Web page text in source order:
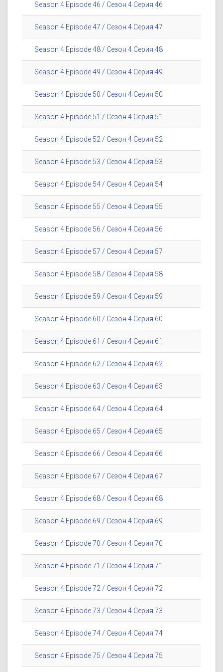
Season 4 Episode 46 / Сезон 4 Серия 46
Season 4 Episode 47 / Сезон 4 Серия 47
Season 4 Episode 48 / Сезон 4 Серия 48
Season 4 Episode 49 / Сезон 4 Серия 49
Season 4 Episode 50 / Сезон 4 Серия 50
Season 4 Episode 51 / Сезон 4 Серия 51
Season 4 Episode 52 / Сезон 4 Серия 52
Season 4 Episode 53 / Сезон 4 Серия 53
Season 4 Episode 54 / Сезон 4 Серия 54
Season 4 Episode 55 / Сезон 4 Серия 55
Season 4 Episode 56 / Сезон 4 Серия 56
Season 4 Episode 57 / Сезон 4 Серия 57
Season 4 Episode 58 / Сезон 4 Серия 58
Season 4 Episode 59 / Сезон 4 Серия 59
Season 4 Episode 60 / Сезон 4 Серия 60
Season 4 Episode 61 / Сезон 4 Серия 61
Season 4 Episode 62 / Сезон 4 Серия 62
Season 4 Episode 63 / Сезон 4 Серия 63
Season 4 Episode 64 / Сезон 4 Серия 64
Season 4 Episode 65 / Сезон 4 Серия 65
Season 4 Episode 66 / Сезон 4 Серия 66
Season 4 Episode 67 / Сезон 4 Серия 67
Season 4 Episode 68 / Сезон 4 Серия 68
Season 4 Episode 69 / Сезон 4 Серия 69
Season 4 Episode 70 / Сезон 4 Серия 70
Season 4 Episode 71 / Сезон 4 Серия 71
Season 4 Episode 72 / Сезон 4 Серия 72
Season 4 Episode 73 / Сезон 4 Серия 73
Season 4 Episode 74 / Сезон 4 Серия 74
Season 4 Episode 75 / Сезон 4 Серия 75